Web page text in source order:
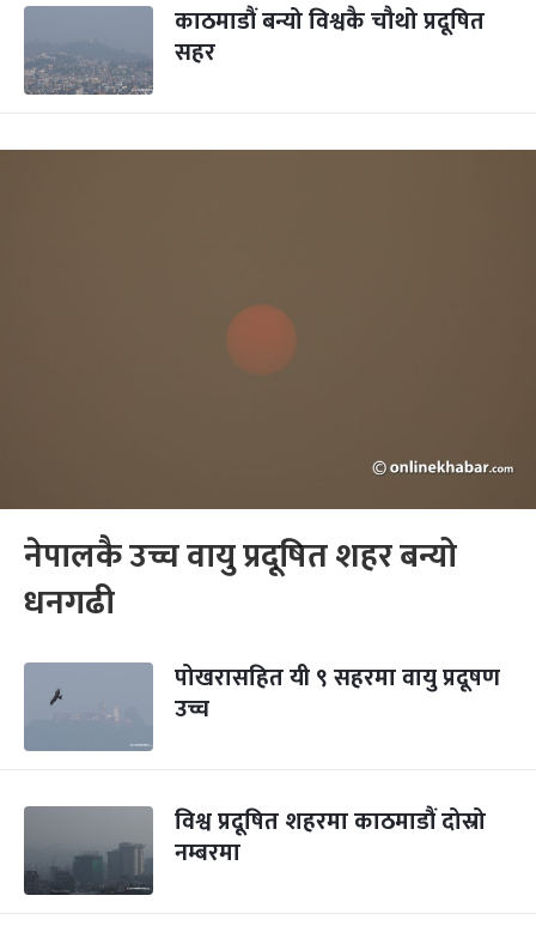
काठमाडौं बन्यो विश्वकै चौथो प्रदूषित
सहर
नेपालकै उच्च वायु प्रदूषित शहर बन्यो
धनगढी
पोखरासहित यी ९ सहरमा वायु प्रदूषण
उच्च
विश्व प्रदूषित शहरमा काठमाडौं दोस्रो
नम्बरमा